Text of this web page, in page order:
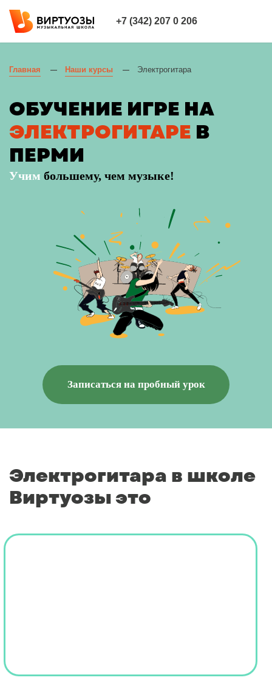
+7 (342) 207 0 206
Главная — Наши курсы — Электрогитара
ОБУЧЕНИЕ ИГРЕ НА
ЭЛЕКТРОГИТАРЕ В
ПЕРМИ
Учим большему, чем музыке!
Записаться на пробный урок
Электрогитара в школе
Виртуозы это